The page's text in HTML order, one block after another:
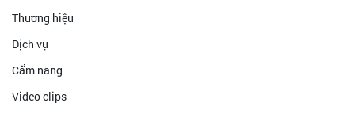
Thương hiệu
Dịch vụ
Cẩm nang
Video clips